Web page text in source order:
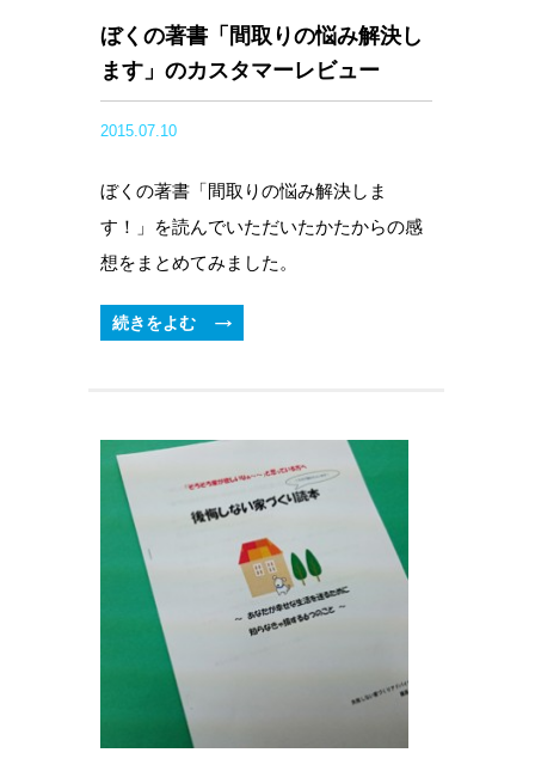
ぼくの著書「間取りの悩み解決し
ます」のカスタマーレビュー
2015.07.10
ぼくの著書「間取りの悩み解決しま
す！」を読んでいただいたかたからの感
想をまとめてみました。
続きをよむ